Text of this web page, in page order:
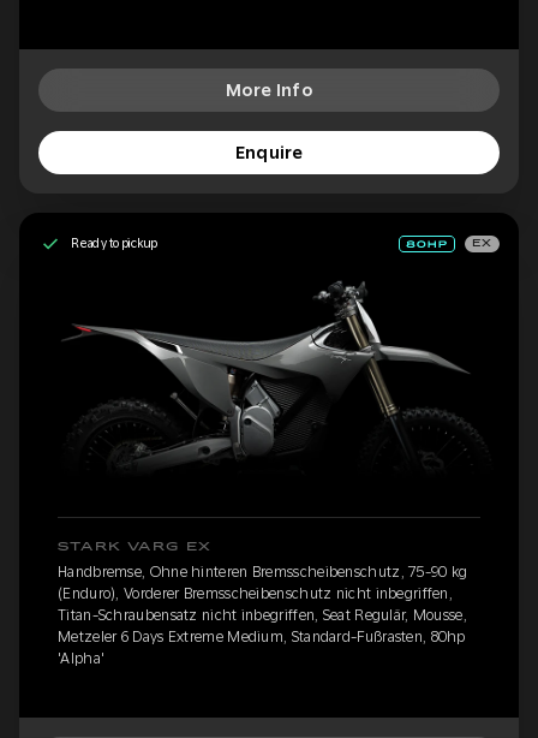
More Info
Enquire
Ready to pickup EX
STARK VARG EX
Handbremse, Ohne hinteren Bremsscheibenschutz, 75-90 kg
(Enduro), Vorderer Bremsscheibenschutz nicht inbegriffen,
Titan-Schraubensatz nicht inbegriffen, Seat Regulär, Mousse,
Metzeler 6 Days Extreme Medium, Standard-Fußrasten, 80hp
'Alpha'